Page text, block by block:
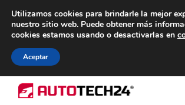
ENTREGA desde 7
De lunes a viernes de 9 a.
al
Utilizamos cookies para brindarle la mejor
nuestro sitio web. Puede obtener más
cookies estamos usando o desactivarlas en
Aceptar